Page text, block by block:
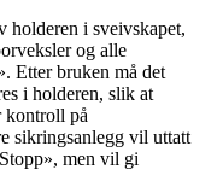
holderen i sveivskapet,
og alle
Etter bruken må det
i holderen, slik at
kontroll på
sikringsanlegg vil uttatt
men vil gi